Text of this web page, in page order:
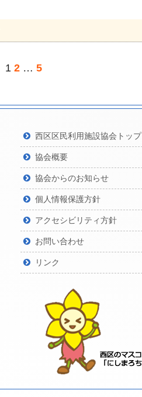
ペ
1 ペ
2 … ペ
5
西区区民利用施設協会トップ
協会概要
協会からのお知らせ
個人情報保護方針
アクセシビリティ方針
お問い合わせ
リンク